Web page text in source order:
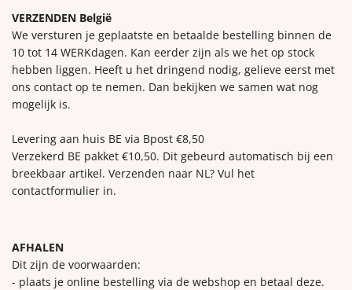
VERZENDEN België
We versturen je geplaatste en betaalde bestelling binnen de
10 tot 14 WERKdagen. Kan eerder zijn als we het op stock
hebben liggen. Heeft u het dringend nodig, gelieve eerst met
ons contact op te nemen. Dan bekijken we samen wat nog
mogelijk is.
Levering aan huis BE via Bpost €8,50
Verzekerd BE pakket €10,50. Dit gebeurd automatisch bij een
breekbaar artikel. Verzenden naar NL? Vul het
contactformulier in.
AFHALEN
Dit zijn de voorwaarden:
- plaats je online bestelling via de webshop en betaal deze.